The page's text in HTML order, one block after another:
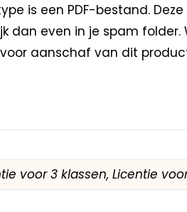
is een PDF-bestand.
dan even in je spam
aanschaf van dit
voor 3 klassen, Licentie